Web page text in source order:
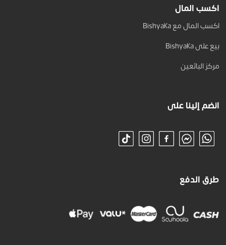
اكسب المال
اكسب المال مع Bishyaka
بيع على Bishyaka
مركز البائعين
انضم إلينا على
طرق الدفع